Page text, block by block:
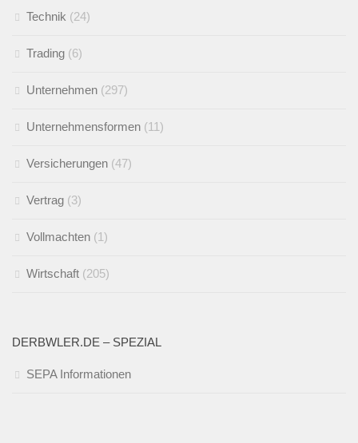
Technik (24)
Trading (6)
Unternehmen (297)
Unternehmensformen (11)
Versicherungen (47)
Vertrag (3)
Vollmachten (1)
Wirtschaft (205)
DERBWLER.DE – SPEZIAL
SEPA Informationen